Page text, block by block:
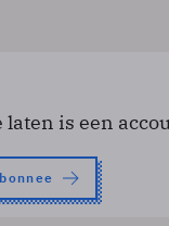
laten is een